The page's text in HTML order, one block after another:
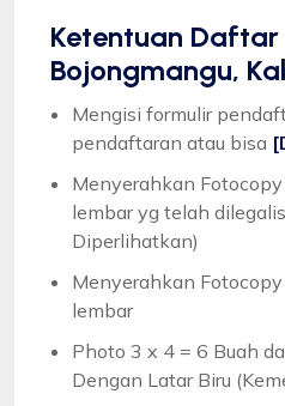
Ketentuan Daftar
Bojongmangu,
Mengisi formulir
pendaftaran atau bisa
Menyerahkan
lembar yg telah
Diperlihatkan)
Menyerahkan
lembar
Photo 3 x 4 = 6 Buah
Dengan Latar Biru